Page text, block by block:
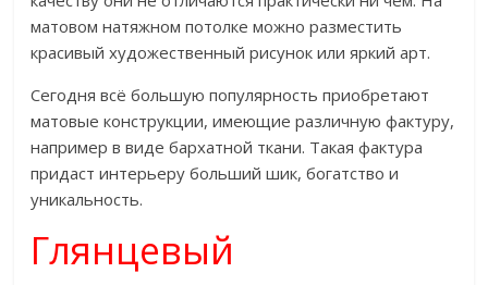
матовом натяжном потолке можно разместить
красивый художественный рисунок или яркий арт.
Сегодня всё большую популярность приобретают
матовые конструкции, имеющие различную фактуру,
например в виде бархатной ткани. Такая фактура
придаст интерьеру больший шик, богатство и
уникальность.
Глянцевый